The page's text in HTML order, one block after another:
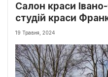
Салон краси
студій краси
19 Травня, 2024